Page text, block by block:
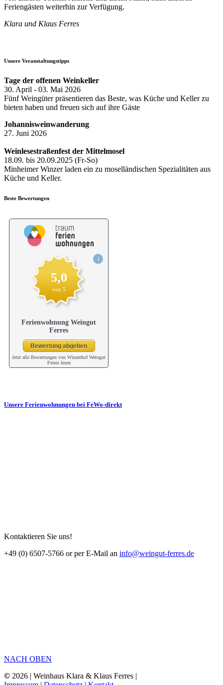
Feriengästen weiterhin zur Verfügung.
Klara und Klaus Ferres
Unsere Veranstaltungstipps
Tage der offenen Weinkeller
30. April - 03. Mai 2026
Fünf Weingüter präsentieren das Beste, was Küche und Keller zu
bieten haben und freuen sich auf ihre Gäste
Johannisweinwanderung
27. Juni 2026
Weinlesestraßenfest der Mittelmosel
18.09. bis 20.09.2025 (Fr-So)
Minheimer Winzer laden ein zu moselländischen Spezialitäten aus
Küche und Keller.
Beste Bewertungen
Jetzt alle Bewertungen von Winzerhof Weingut
Ferres lesen
Unsere Ferienwohnungen bei FeWo-direkt
Kontaktieren Sie uns!
+49 (0) 6507-5766 or per E-Mail an info@weingut-ferres.de
NACH OBEN
© 2026 | Weinhaus Klara & Klaus Ferres |